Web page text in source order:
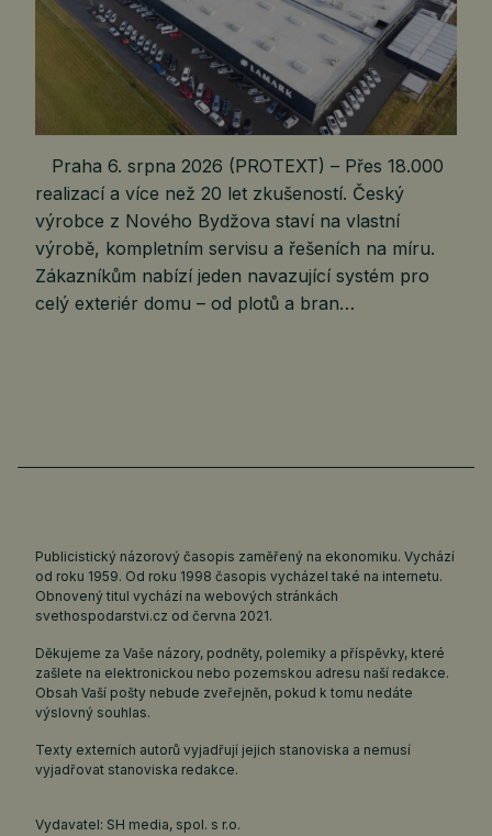
Praha 6. srpna 2026 (PROTEXT) – Přes 18.000
realizací a více než 20 let zkušeností. Český
výrobce z Nového Bydžova staví na vlastní
výrobě, kompletním servisu a řešeních na míru.
Zákazníkům nabízí jeden navazující systém pro
celý exteriér domu – od plotů a bran…
Publicistický názorový časopis zaměřený na ekonomiku. Vychází
od roku 1959. Od roku 1998 časopis vycházel také na internetu.
Obnovený titul vychází na webových stránkách
svethospodarstvi.cz od června 2021.
Děkujeme za Vaše názory, podněty, polemiky a příspěvky, které
zašlete na elektronickou nebo pozemskou adresu naší redakce.
Obsah Vaší pošty nebude zveřejněn, pokud k tomu nedáte
výslovný souhlas.
Texty externích autorů vyjadřují jejich stanoviska a nemusí
vyjadřovat stanoviska redakce.
Vydavatel: SH media, spol. s r.o.